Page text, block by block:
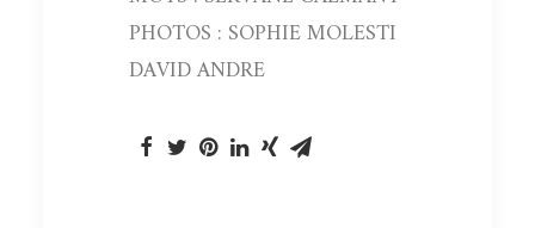
PHOTOS : SOPHIE MOLESTI
DAVID ANDRE